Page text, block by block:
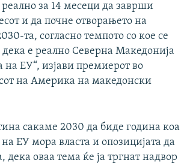
за 14 месеци да заврши
и да почне отворањето на
та, согласно темпото со кое се
е реално Северна Македонија
на ЕУ“, изјави премиерот во
на Америка на македонски
сакаме 2030 да биде година коа
ЕУ мора власта и опозицијата да
дека оваа тема ќе ја тргнат надвор